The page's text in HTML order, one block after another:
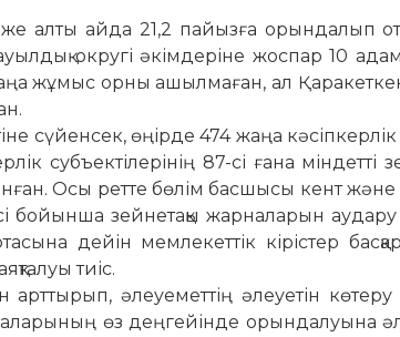
алты айда 21,2 пайызға орындалып
округі әкім­деріне жоспар 10
жаңа жұмыс орны ашыл­маған, ал
сүйенсек, өңірде 474 жаңа
субъек­тіле­рі­нің 87-сі ғана міндетті
Осы ретте бөлім басшысы кент және
бойынша зей­нетақы жарналарын
дейін мемлекеттік кірістер
тиіс.
әлеуеметтің әлеуетін
өз дең­гейінде орындалуына